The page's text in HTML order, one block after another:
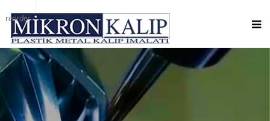
reorder